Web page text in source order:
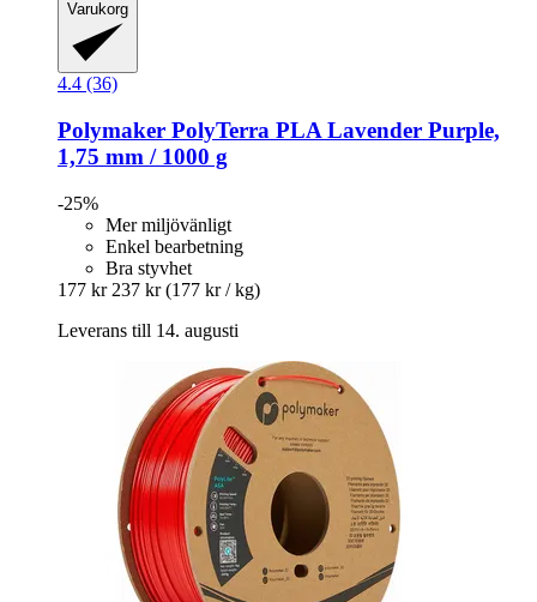
Varukorg
4.4 (36)
Polymaker PolyTerra PLA Lavender Purple,
1,75 mm / 1000 g
-25%
Mer miljövänligt
Enkel bearbetning
Bra styvhet
177 kr 237 kr (177 kr / kg)
Leverans till 14. augusti